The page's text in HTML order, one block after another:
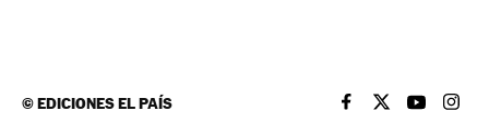
©EDICIONES EL PAÍS EL PAÍS BRASIL EN
EL PAÍSEL PAÍS
EL